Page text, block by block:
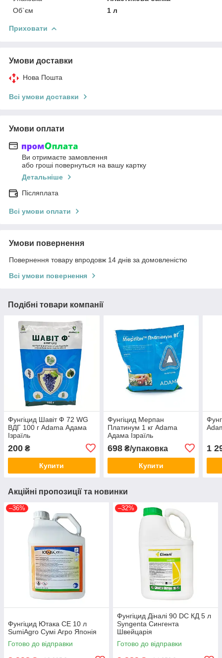
Об`єм
1 л
Приховати
Умови доставки
Нова Пошта
Всі умови доставки
Умови оплати
Ви отримаєте замовлення
або гроші повернуться на вашу картку
Детальніше
Післяплата
Всі умови оплати
Умови повернення
Повернення товару впродовж 14 днів за домовленістю
Всі умови повернення
Подібні товари компанії
Фунгіцид Шавіт Ф 72 WG
ВДГ 100 г Adama Адама
Ізраїль
200 ₴
Купити
Фунгіцид Мерпан
Платинум 1 кг Adama
Адама Ізраїль
698₴/упаковка
Купити
1
Акційні пропозиції та новинки
–36%
Фунгіцид Ютака СЕ 10 л
SumiAgro Сумі Агро Японія
Готово до відправки
–32%
Фунгіцид Діналі 90 DC КД 5 л
Syngenta Сингента
Швейцарія
Готово до відправки